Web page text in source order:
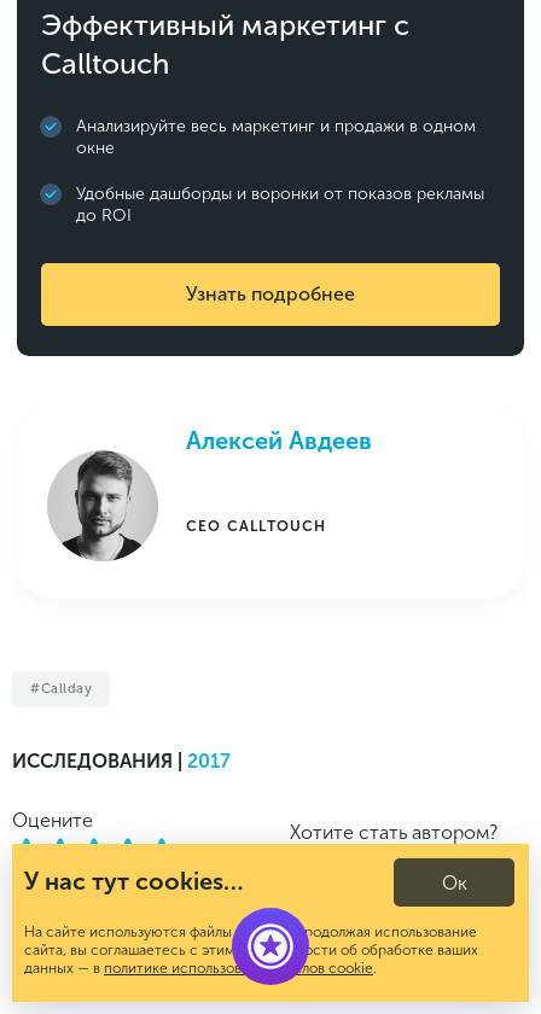
Эффективный маркетинг с
Calltouch
Анализируйте весь маркетинг и продажи в одном
окне
Удобные дашборды и воронки от показов рекламы
до ROI
Узнать подробнее
Алексей Авдеев
CEO CALLTOUCH
Callday
ИССЛЕДОВАНИЯ | 2017
Оцените
Средняя оценка:5
Нажмите, чтобы
проголосовать
Хотите стать автором?
Медиакит
У нас тут cookies…
На сайте используются файлы cookies. Продолжая использование
сайта, вы соглашаетесь с этим. Подробности об обработке ваших
данных — в политике использования файлов cookie.
Ок